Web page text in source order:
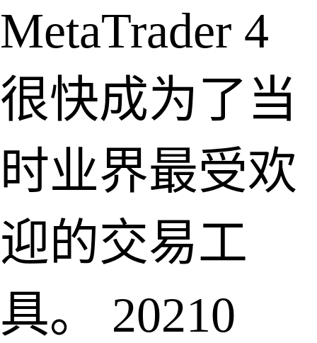
MetaTrader 4
很快成为了当
时业界最受欢
迎的交易工
具。 20210